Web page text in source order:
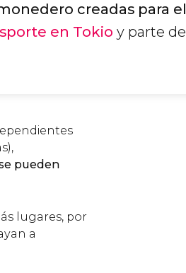
creadas para el
en Tokio y parte de
pueden
lugares, por
a